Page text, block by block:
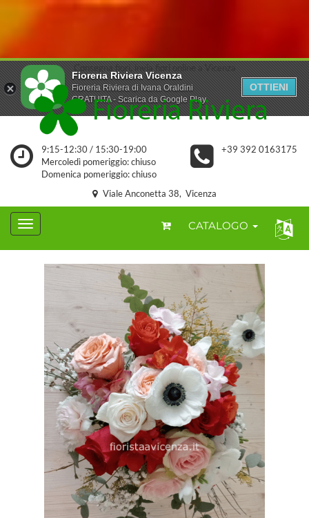
Fioreria Riviera Vicenza
Fioreria Riviera di Ivana Oraldini
GRATUITA - Scarica da Google Play
OTTIENI
Consegna fiori, invia fiori online a Vicenza
9:15-12:30 / 15:30-19:00
Mercoledì pomeriggio: chiuso
Domenica pomeriggio: chiuso
+39 392 0163175
Viale Anconetta 38, Vicenza
CATALOGO